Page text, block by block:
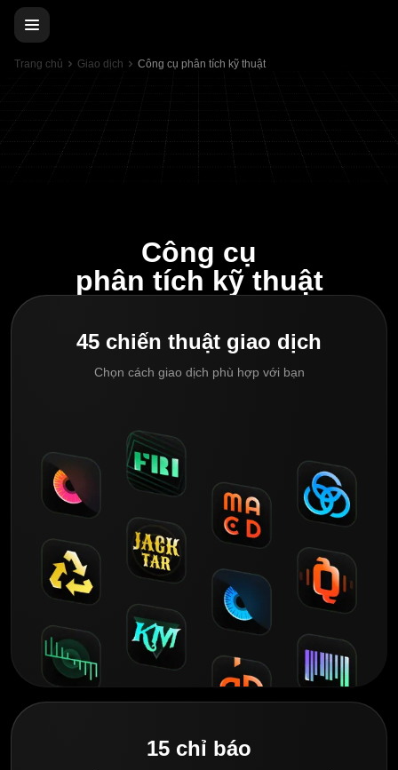
Trang chủ Giao dịch Công cụ phân tích kỹ thuật
Công cụ
phân tích kỹ thuật
45 chiến thuật giao dịch
Chọn cách giao dịch phù hợp với bạn
15 chỉ báo